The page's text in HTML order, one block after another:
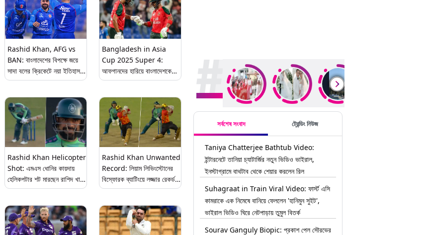
Rashid Khan, AFG vs
BAN: বাংলাদেশের বিপক্ষে জয়ে
সাদা বলের ক্রিকেটে নয়া ইতিহাস
গড়লেন রাশিদ খান
Bangladesh in Asia
Cup 2025 Super 4:
আফগানদের হারিয়ে বাংলাদেশকে
সুপার ফোরে তুলল শ্রীলঙ্কা, বুধে
সুপার ফোরের সূচি
Rashid Khan Helicopter
Shot: এমএস ধোনির কায়দায়
হেলিকপটার শট মারছেন রাশিদ খান,
দেখুন ভাইরাল ভিডিও
Rashid Khan Unwanted
Record: লিয়াম লিভিংস্টোনের
বিস্ফোরক ব্যাটিংয়ে লজ্জার রেকর্ড
রাশিদ খানের নামে, দেখুন ভিডিও
সর্বশেষ সংবাদ ট্রেন্ডিং নিউজ
Taniya Chatterjee Bathtub Video:
ইন্টারনেটে তানিয়া চ্যাটার্জির নতুন ভিডিও ভাইরাল,
ইনস্টাগ্রামে বাথটাব থেকে শেয়ার করলেন রিল
Suhagraat in Train Viral Video: ফার্স্ট এসি
কামরাকে এক নিমেষে বানিয়ে ফেললেন 'হানিমুন সুইট',
ভাইরাল ভিডিও ঘিরে নেটপাড়ায় তুমুল বিতর্ক
Sourav Ganguly Biopic: প্রকাশ পেল সৌরভের